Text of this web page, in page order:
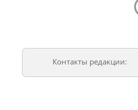
Контакты редакции: